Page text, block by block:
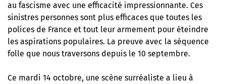
au fascisme avec une efficacité impressionnante. Ces
sinistres personnes sont plus efficaces que toutes les
polices de France et tout leur armement pour éteindre
les aspirations populaires. La preuve avec la séquence
folle que nous traversons depuis le 10 septembre.
Ce mardi 14 octobre, une scène surréaliste a lieu à